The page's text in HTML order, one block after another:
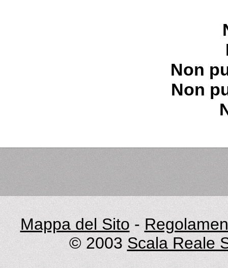
Non
Non
Mappa del Sito -
© 2003 Scala Reale